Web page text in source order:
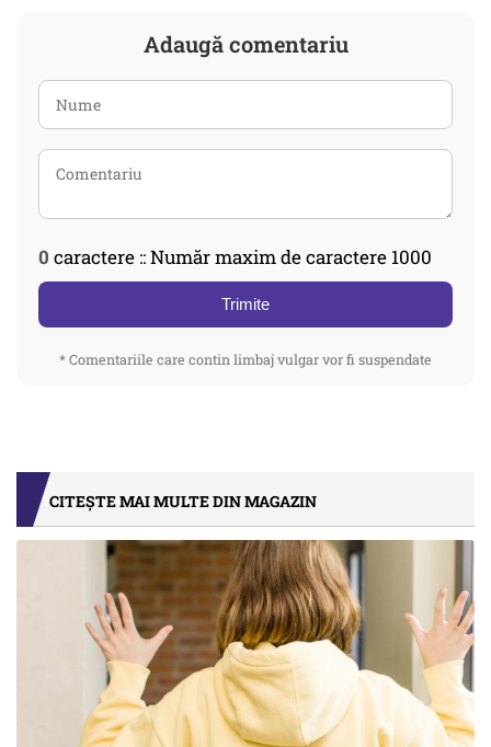
Adaugă comentariu
0 caractere :: Număr maxim de caractere 1000
Trimite
* Comentariile care contin limbaj vulgar vor fi suspendate
CITEȘTE MAI MULTE DIN MAGAZIN